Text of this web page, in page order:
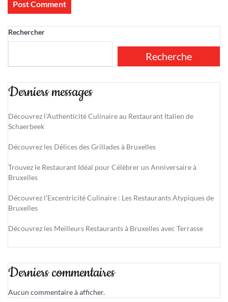
Rechercher
Recherche
Derniers messages
Découvrez l’Authenticité Culinaire au Restaurant Italien de
Schaerbeek
Découvrez les Délices des Grillades à Bruxelles
Trouvez le Restaurant Idéal pour Célébrer un Anniversaire à
Bruxelles
Découvrez l’Excentricité Culinaire : Les Restaurants Atypiques de
Bruxelles
Découvrez les Meilleurs Restaurants à Bruxelles avec Terrasse
Derniers commentaires
Aucun commentaire à afficher.